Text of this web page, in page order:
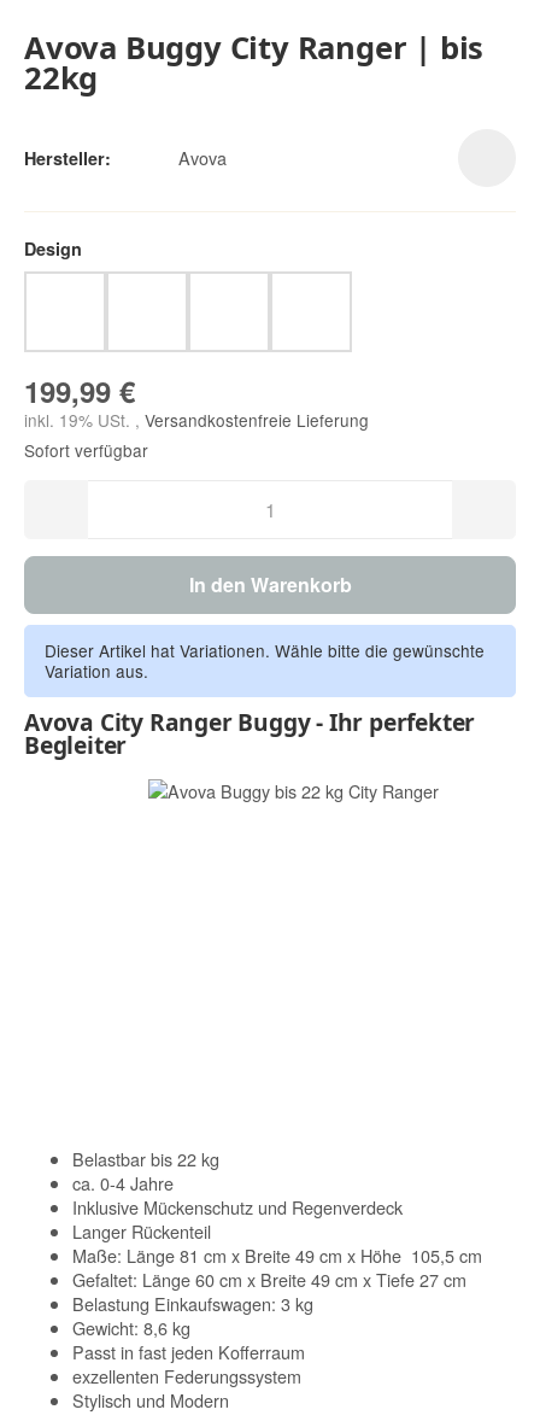
Avova Buggy City Ranger | bis
22kg
Hersteller: Avova
Design
Dolphin GreyMighty JungleBlack GoldBlue Field
199,99 €
inkl. 19% USt. , Versandkostenfreie Lieferung
Sofort verfügbar
In den Warenkorb
Dieser Artikel hat Variationen. Wähle bitte die gewünschte
Variation aus.
Avova City Ranger Buggy - Ihr perfekter
Begleiter
Belastbar bis 22 kg
ca. 0-4 Jahre
Inklusive Mückenschutz und Regenverdeck
Langer Rückenteil
Maße: Länge 81 cm x Breite 49 cm x Höhe 105,5 cm
Gefaltet: Länge 60 cm x Breite 49 cm x Tiefe 27 cm
Belastung Einkaufswagen: 3 kg
Gewicht: 8,6 kg
Passt in fast jeden Kofferraum
exzellenten Federungssystem
Stylisch und Modern